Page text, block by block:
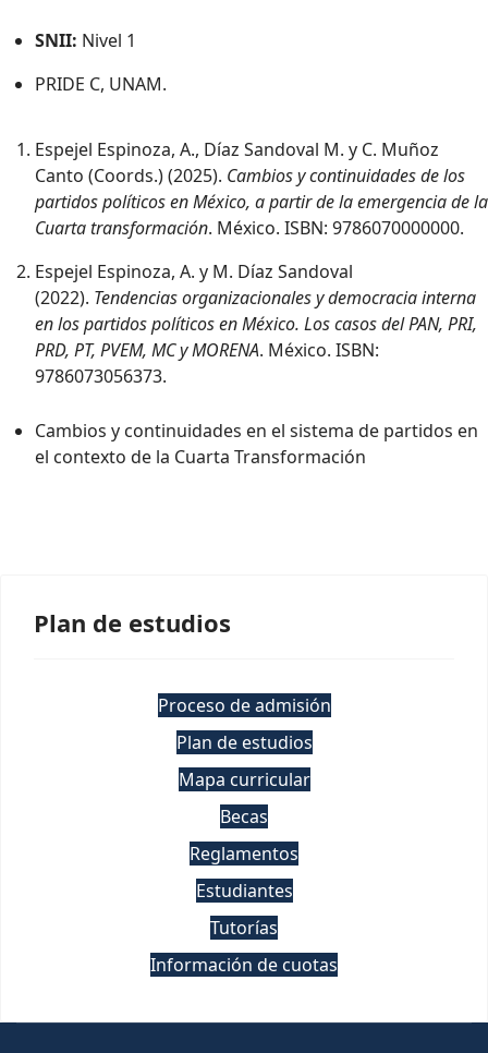
SNII: Nivel 1
PRIDE C, UNAM.
Espejel Espinoza, A., Díaz Sandoval M. y C. Muñoz
Canto (Coords.) (2025). Cambios y continuidades de los
partidos políticos en México, a partir de la emergencia de la
Cuarta transformación. México. ISBN: 9786070000000.
Espejel Espinoza, A. y M. Díaz Sandoval
(2022). Tendencias organizacionales y democracia interna
en los partidos políticos en México. Los casos del PAN, PRI,
PRD, PT, PVEM, MC y MORENA. México. ISBN:
9786073056373.
Cambios y continuidades en el sistema de partidos en
el contexto de la Cuarta Transformación
Plan de estudios
Proceso de admisión
Plan de estudios
Mapa curricular
Becas
Reglamentos
Estudiantes
Tutorías
Información de cuotas